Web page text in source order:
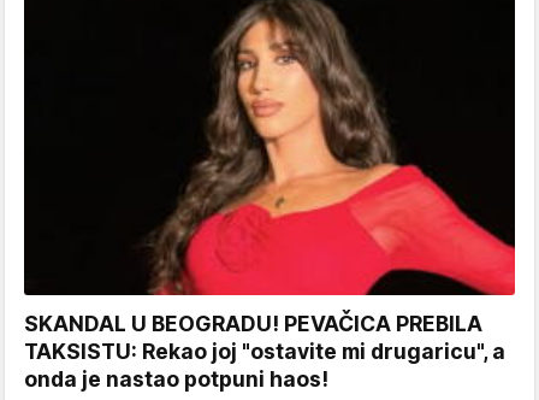
SKANDAL U BEOGRADU! PEVAČICA PREBILA
TAKSISTU: Rekao joj "ostavite mi drugaricu", a
onda je nastao potpuni haos!